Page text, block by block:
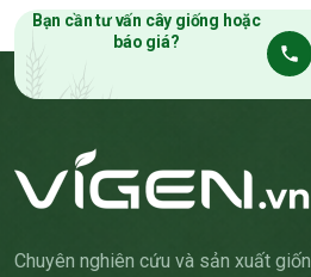
Bạn cần tư vấn cây giống hoặc
báo giá?
Chuyên nghiên cứu và sản xuất